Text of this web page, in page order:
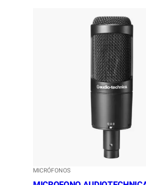
MICRÓFONOS